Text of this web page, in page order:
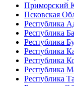
Приморский
Псковская
Республика
Республика
Республика
Республика
Республика
Республика
Республика